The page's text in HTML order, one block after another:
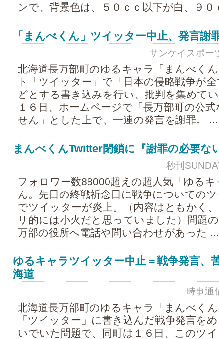
ンで、背景色は、５０ｃｃ以下が白、９０
「まんべくん」ツイッター中止、発言謝
サンケイスポー
北海道長万部町のゆるキャラ「まんべく
ト「ツイッター」で「日本の侵略戦争が
どとする書き込みを行い、批判を集めて
１６日、ホームページで「長万部町の公
せん」とした上で、一連の発言を謝罪。 ...
まんべくんTwitter閉鎖に『謝罪の必要な
秒刊
フォロワー数88000超えの超人気「ゆる
ん。先日の終戦祈念日に戦争についての
でツイッターが炎上。（内容はともかく
リ的には小火だと思っていました）問題
万部の役所へ電話や問い合わせがあった ...
ゆるキャラツイッター中止＝戦争発言、
海道
時事通
北海道長万部町のゆるキャラ「まんべく
「ツイッター」に書き込んだ戦争発言を
いでいた問題で、同町は１６日、このツ